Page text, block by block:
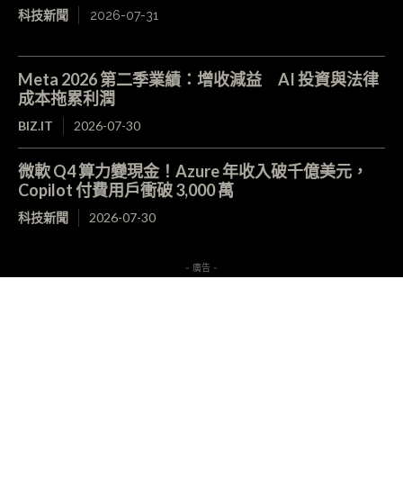
科技新聞 2026-07-31
Meta 2026 第二季業績：增收減益 AI 投資與法律
成本拖累利潤
BIZ.IT 2026-07-30
微軟 Q4 算力變現金！Azure 年收入破千億美元，
Copilot 付費用戶衝破 3,000 萬
科技新聞 2026-07-30
- 廣告 -